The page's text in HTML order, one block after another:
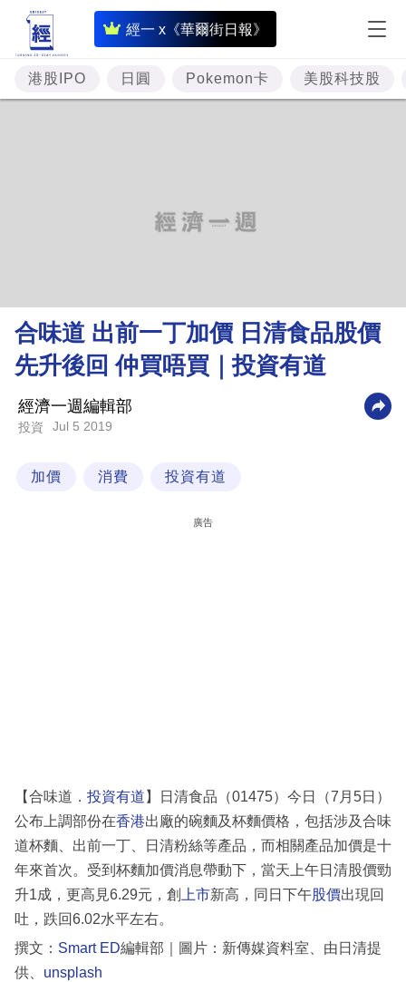
經一 x《華爾街日報》
即
時
財
經
理
財
商
業
區
港股IPO 日圓 Pokemon卡 美股科技股
合味道 出前一丁加價 日清食品股價
先升後回 仲買唔買｜投資有道
經濟一週編輯部
投資 Jul 5 2019
加價 消費 投資有道
廣告
【合味道． 投資有道 】日清食品（01475）今日（7月5日）
公布上調部份在香港出廠的碗麵及杯麵價格，包括涉及合味
道杯麵、出前一丁、日清粉絲等產品，而相關產品加價是十
年來首次。受到杯麵加價消息帶動下，當天上午日清股價勁
升1成，更高見6.29元，創
上市新高，同日下午股價出現回
吐，跌回6.02水平左右。
撰文： Smart ED編輯部｜圖片：新傳媒資料室、由日清提
供、 unsplash